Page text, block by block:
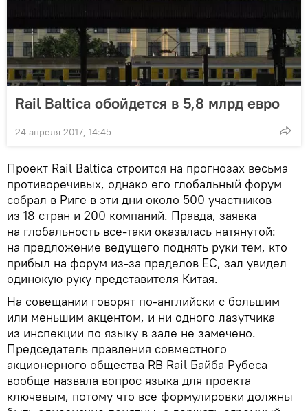
Rail Baltica обойдется в 5,8 млрд евро
24 апреля 2017, 14:45
Проект Rail Baltica строится на прогнозах весьма
противоречивых, однако его глобальный форум
собрал в Риге в эти дни около 500 участников
из 18 стран и 200 компаний. Правда, заявка
на глобальность все-таки оказалась натянутой:
на предложение ведущего поднять руки тем, кто
прибыл на форум из-за пределов ЕС, зал увидел
одинокую руку представителя Китая.
На совещании говорят по-английски с большим
или меньшим акцентом, и ни одного лазутчика
из инспекции по языку в зале не замечено.
Председатель правления совместного
акционерного общества RB Rail Байба Рубеса
вообще назвала вопрос языка для проекта
ключевым, потому что все формулировки должны